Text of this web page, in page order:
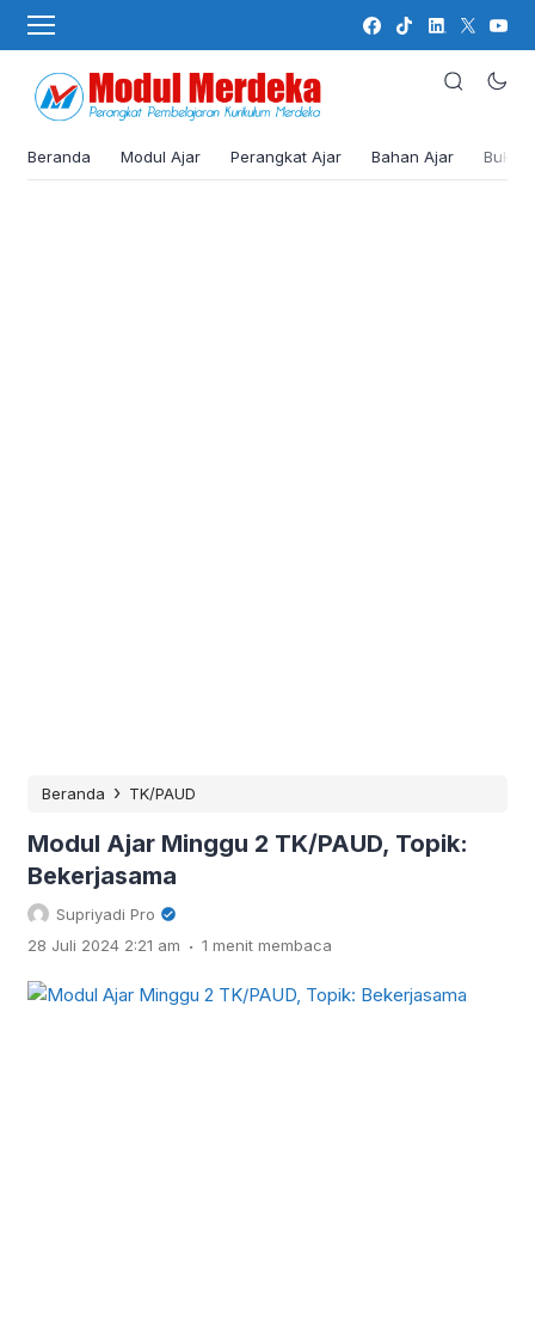
Beranda Modul Ajar Perangkat Ajar Bahan Ajar Buku
Beranda › TK/PAUD
Modul Ajar Minggu 2 TK/PAUD, Topik:
Bekerjasama
Supriyadi Pro
28 Juli 2024 2:21 am . 1 menit membaca